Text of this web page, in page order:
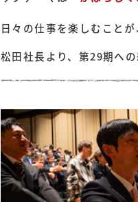
日々の仕事を楽しむこと
松田社長より、第29期へ